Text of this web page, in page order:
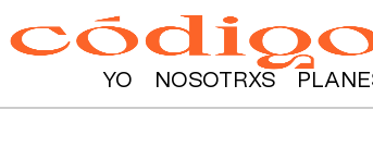
YO NOSOTRXS